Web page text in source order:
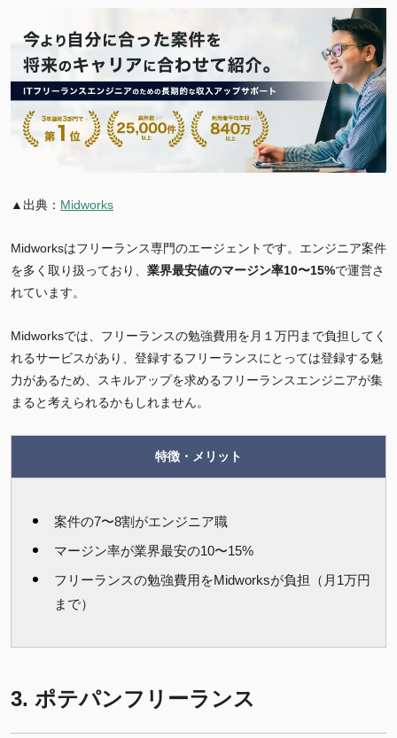
▲出典： Midworks
Midworksはフリーランス専門のエージェントです。エンジニア案件
を多く取り扱っており、 業界最安値のマージン率10〜15%で運営さ
れています。
Midworksでは、フリーランスの勉強費用を月１万円まで負担してく
れるサービスがあり、登録するフリーランスにとっては登録する魅
力があるため、スキルアップを求めるフリーランスエンジニアが集
まると考えられるかもしれません。
特徴・メリット
案件の7〜8割がエンジニア職
マージン率が業界最安の10〜15%
フリーランスの勉強費用をMidworksが負担（月1万円
まで）
3. ポテパンフリーランス